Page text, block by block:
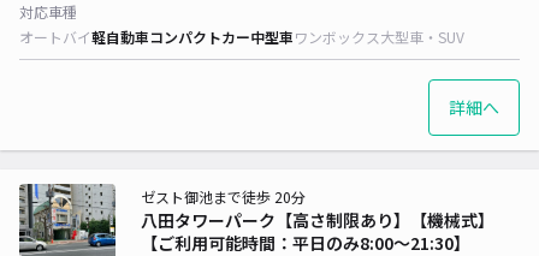
対応車種
オートバイ軽自動車コンパクトカー中型車ワンボックス大型車・SUV
詳細へ
八田タワーパーク【高さ制限あり】【機械式】
【ご利用可能時間：平日のみ8:00～21:30】
ゼスト御池まで徒歩 20分